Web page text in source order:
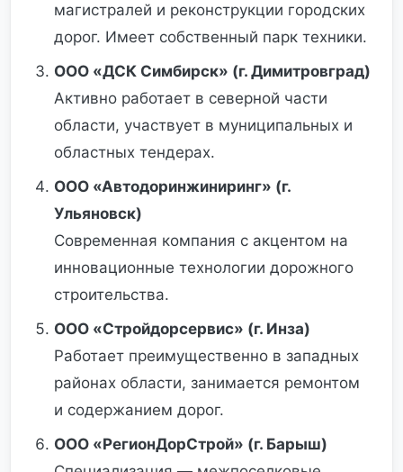
магистралей и реконструкции городских
дорог. Имеет собственный парк техники.
ООО «ДСК Симбирск» (г. Димитровград)
Активно работает в северной части
области, участвует в муниципальных и
областных тендерах.
ООО «Автодоринжиниринг» (г.
Ульяновск)
Современная компания с акцентом на
инновационные технологии дорожного
строительства.
ООО «Стройдорсервис» (г. Инза)
Работает преимущественно в западных
районах области, занимается ремонтом
и содержанием дорог.
ООО «РегионДорСтрой» (г. Барыш)